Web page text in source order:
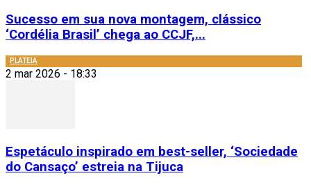
Sucesso em sua nova montagem, clássico
‘Cordélia Brasil’ chega ao CCJF,...
PLATEIA
2 mar 2026 - 18:33
Espetáculo inspirado em best-seller, ‘Sociedade
do Cansaço’ estreia na Tijuca